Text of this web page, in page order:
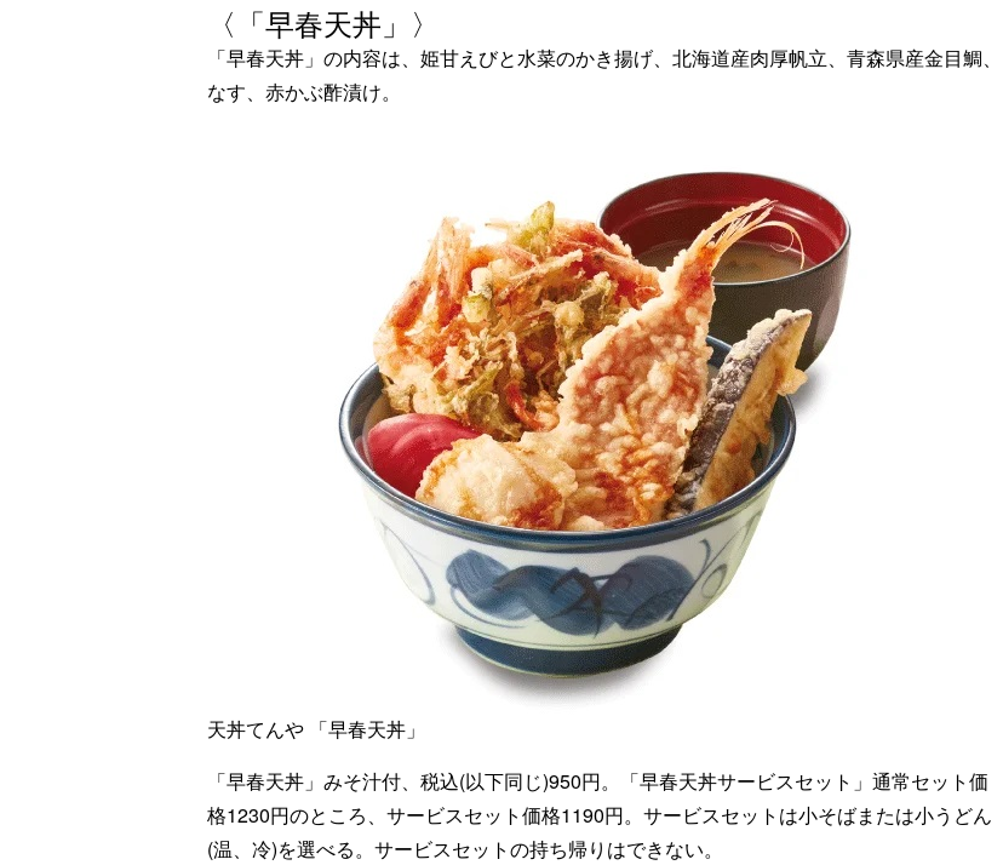
〈「早春天丼」〉
「早春天丼」の内容は、姫甘えびと水菜のかき揚げ、北海道産肉厚帆立、青森県産金目鯛、
なす、赤かぶ酢漬け。
天丼てんや 「早春天丼」
「早春天丼」みそ汁付、税込(以下同じ)950円。「早春天丼サービスセット」通常セット価
格1230円のところ、サービスセット価格1190円。サービスセットは小そばまたは小うどん
(温、冷)を選べる。サービスセットの持ち帰りはできない。